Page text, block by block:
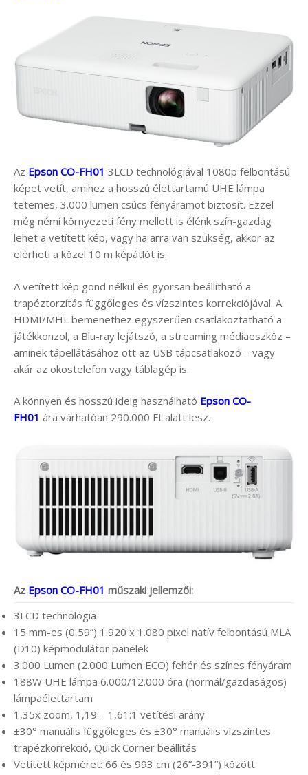
Az Epson CO-FH01 3LCD technológiával 1080p felbontású
képet vetít, amihez a hosszú élettartamú UHE lámpa
tetemes, 3.000 lumen csúcs fényáramot biztosít. Ezzel
még némi környezeti fény mellett is élénk szín-gazdag
lehet a vetített kép, vagy ha arra van szükség, akkor az
elérheti a közel 10 m képátlót is.
A vetített kép gond nélkül és gyorsan beállítható a
trapéztorzítás függőleges és vízszintes korrekciójával. A
HDMI/MHL bemenethez egyszerűen csatlakoztatható a
játékkonzol, a Blu-ray lejátszó, a streaming médiaeszköz –
aminek tápellátásához ott az USB tápcsatlakozó – vagy
akár az okostelefon vagy táblagép is.
A könnyen és hosszú ideig használható Epson CO-
FH01 ára várhatóan 290.000 Ft alatt lesz.
Az Epson CO-FH01 műszaki jellemzői:
3LCD technológia
15 mm-es (0,59”) 1.920 x 1.080 pixel natív felbontású MLA
(D10) képmodulátor panelek
3.000 Lumen (2.000 Lumen ECO) fehér és színes fényáram
188W UHE lámpa 6.000/12.000 óra (normál/gazdaságos)
lámpaélettartam
1,35x zoom, 1,19 – 1,61:1 vetítési arány
±30° manuális függőleges és ±30° manuális vízszintes
trapézkorrekció, Quick Corner beállítás
Vetített képméret: 66 és 993 cm (26”-391”) között